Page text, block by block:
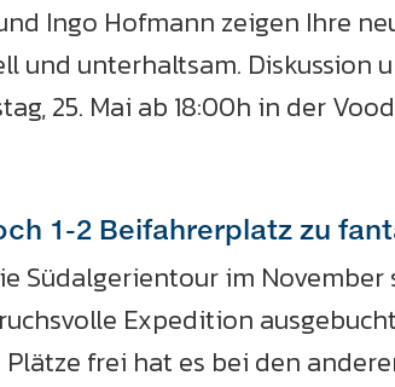
Ingo Hofmann zeigen Ihre
und unterhaltsam. Diskussion
25. Mai ab 18:00h in der
1-2 Beifahrerplatz zu
Südalgerientour im
Expedition
Plätze frei hat es bei den